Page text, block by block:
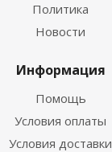
Политика
Новости
Информация
Помощь
Условия оплаты
Условия доставки